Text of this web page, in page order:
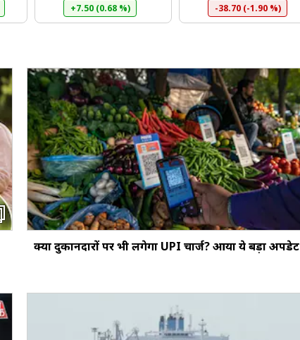
+7.50 (0.68 %) -38.70 (-1.90 %)
क्‍या दुकानदारों पर भी लगेगा UPI चार्ज? आया ये बड़ा अपडेट